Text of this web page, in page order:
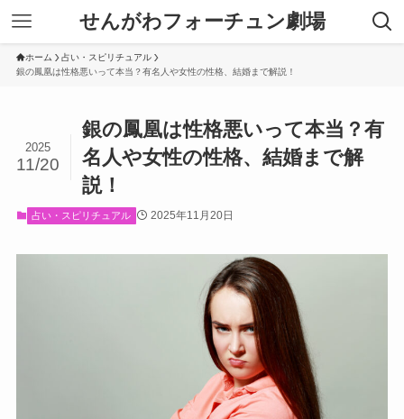
せんがわフォーチュン劇場
ホーム
占い・スピリチュアル
銀の鳳凰は性格悪いって本当？有名人や女性の性格、結婚まで解説！
銀の鳳凰は性格悪いって本当？有
名人や女性の性格、結婚まで解
説！
2025
11/20
占い・スピリチュアル 2025年11月20日